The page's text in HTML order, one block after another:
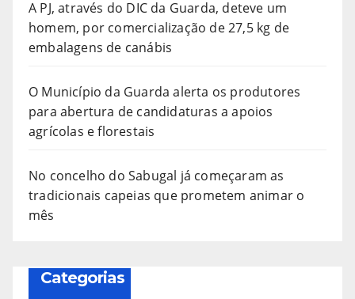
A PJ, através do DIC da Guarda, deteve um
homem, por comercialização de 27,5 kg de
embalagens de canábis
O Município da Guarda alerta os produtores
para abertura de candidaturas a apoios
agrícolas e florestais
No concelho do Sabugal já começaram as
tradicionais capeias que prometem animar o
mês
Categorias